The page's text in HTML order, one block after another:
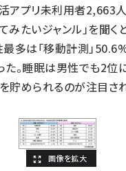
アプリ未利用者2,663人
みたいジャンル」を聞く
最多は「移動計測」
た。睡眠は男性でも2位
貯められるのが注目さ